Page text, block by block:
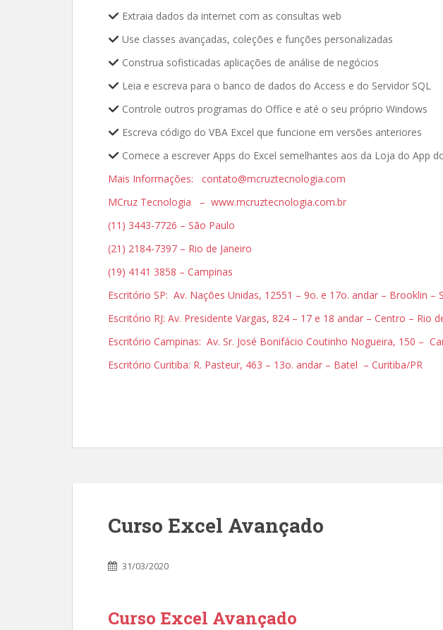
Extraia dados da internet com as consultas web
Use classes avançadas, coleções e funções personalizadas
Construa sofisticadas aplicações de análise de negócios
Leia e escreva para o banco de dados do Access e do Servidor SQL
Controle outros programas do Office e até o seu próprio Windows
Escreva código do VBA Excel que funcione em versões anteriores
Comece a escrever Apps do Excel semelhantes aos da Loja do App
Mais Informações: contato@mcruztecnologia.com
MCruz Tecnologia – www.mcruztecnologia.com.br
(11) 3443-7726 – São Paulo
(21) 2184-7397 – Rio de Janeiro
(19) 4141 3858 – Campinas
Escritório SP: Av. Nações Unidas, 12551 – 9o. e 17o. andar – Brooklin –
Escritório RJ: Av. Presidente Vargas, 824 – 17 e 18 andar – Centro – Rio
Escritório Campinas: Av. Sr. José Bonifácio Coutinho Nogueira, 150 –
Escritório Curitiba: R. Pasteur, 463 – 13o. andar – Batel – Curitiba/PR
Curso Excel Avançado
31/03/2020
Curso Excel Avançado